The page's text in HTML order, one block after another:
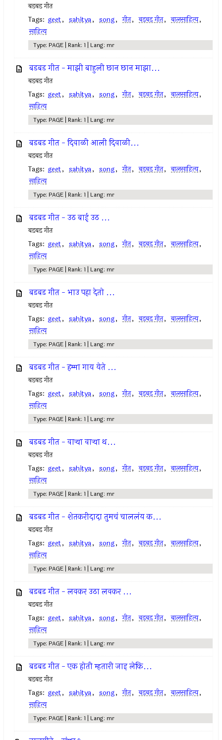
बडबड गीत
Tags: geet, sahitya, song, गीत, बडबड गीत, बालसाहित्य,
साहित्य
Type: PAGE | Rank: 1 | Lang: mr
बडबड गीत - माझी बाहुली छान छान माझा...
बडबड गीत
Tags: geet, sahitya, song, गीत, बडबड गीत, बालसाहित्य,
साहित्य
Type: PAGE | Rank: 1 | Lang: mr
बडबड गीत - दिवाळी आली दिवाळी...
बडबड गीत
Tags: geet, sahitya, song, गीत, बडबड गीत, बालसाहित्य,
साहित्य
Type: PAGE | Rank: 1 | Lang: mr
बडबड गीत - उठ बाई उठ ...
बडबड गीत
Tags: geet, sahitya, song, गीत, बडबड गीत, बालसाहित्य,
साहित्य
Type: PAGE | Rank: 1 | Lang: mr
बडबड गीत - भाउ पहा देतो ...
बडबड गीत
Tags: geet, sahitya, song, गीत, बडबड गीत, बालसाहित्य,
साहित्य
Type: PAGE | Rank: 1 | Lang: mr
बडबड गीत - हम्मा गाय येते ...
बडबड गीत
Tags: geet, sahitya, song, गीत, बडबड गीत, बालसाहित्य,
साहित्य
Type: PAGE | Rank: 1 | Lang: mr
बडबड गीत - वार्‍या वार्‍या थ...
बडबड गीत
Tags: geet, sahitya, song, गीत, बडबड गीत, बालसाहित्य,
साहित्य
Type: PAGE | Rank: 1 | Lang: mr
बडबड गीत - शेतकरीदादा तुमचं चाललंय क...
बडबड गीत
Tags: geet, sahitya, song, गीत, बडबड गीत, बालसाहित्य,
साहित्य
Type: PAGE | Rank: 1 | Lang: mr
बडबड गीत - लवकर उठा लवकर ...
बडबड गीत
Tags: geet, sahitya, song, गीत, बडबड गीत, बालसाहित्य,
साहित्य
Type: PAGE | Rank: 1 | Lang: mr
बडबड गीत - एक होती म्हतारी जाइ लेकि...
बडबड गीत
Tags: geet, sahitya, song, गीत, बडबड गीत, बालसाहित्य,
साहित्य
Type: PAGE | Rank: 1 | Lang: mr